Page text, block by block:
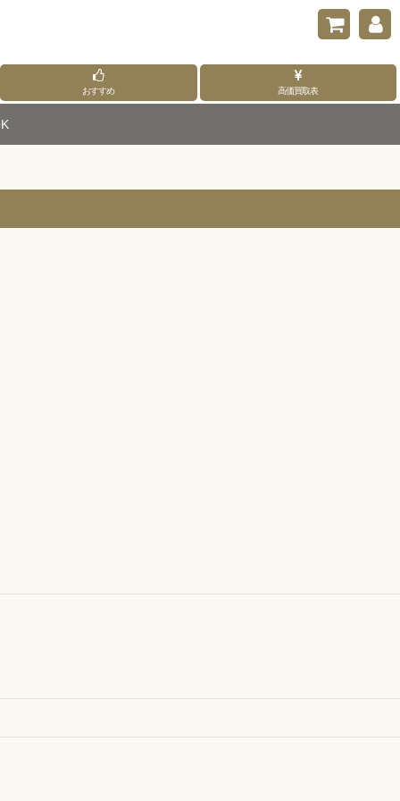
おすすめ 高価買取表